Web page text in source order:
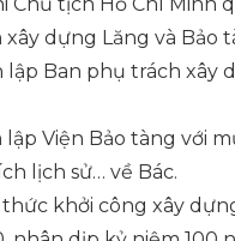
dựng Lăng và Bảo
lập Ban phụ trách
lập Viện Bảo tàng
lịch sử… về Bác.
thức khởi công xây